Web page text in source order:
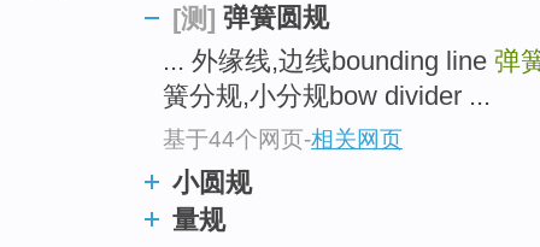
[测] 弹簧圆规
... 外缘线,边线bounding line 弹
簧分规,小分规bow divider ...
基于44个网页-相关网页
小圆规
量规